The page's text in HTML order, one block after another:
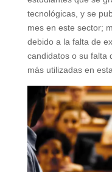
tecnológicas, y se
mes en este sector;
debido a la falta de
candidatos o su falta
más utilizadas en